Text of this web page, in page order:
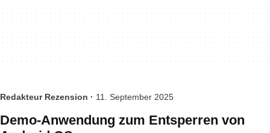
Redakteur Rezension · 11. September 2025
Demo-Anwendung zum Entsperren von